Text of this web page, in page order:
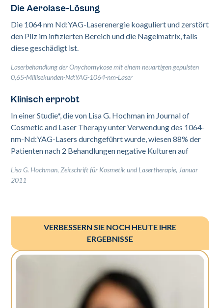
Die Aerolase-Lösung
Die 1064 nm Nd:YAG-Laserenergie koaguliert und zerstört
den Pilz im infizierten Bereich und die Nagelmatrix, falls
diese geschädigt ist.
Laserbehandlung der Onychomykose mit einem neuartigen gepulsten
0,65-Millisekunden-Nd:YAG-1064-nm-Laser
Klinisch erprobt
In einer Studie*, die von Lisa G. Hochman im Journal of
Cosmetic and Laser Therapy unter Verwendung des 1064-
nm-Nd:YAG-Lasers durchgeführt wurde, wiesen 88% der
Patienten nach 2 Behandlungen negative Kulturen auf
Lisa G. Hochman, Zeitschrift für Kosmetik und Lasertherapie, Januar
2011
VERBESSERN SIE NOCH HEUTE IHRE
ERGEBNISSE